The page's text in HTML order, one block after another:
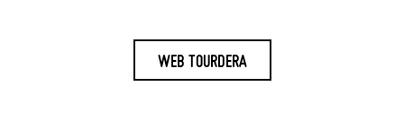
WEB TOURDERA